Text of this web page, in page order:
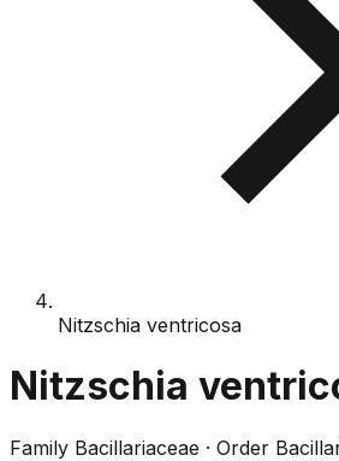
Nitzschia ventricosa
Nitzschia
Family Bacillariaceae · Order